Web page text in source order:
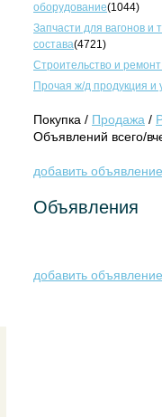
оборудование(1044)
Запчасти для вагонов и
состава(4721)
Строительство и
Прочая ж/д продукция и
Покупка / Продажа /
Объявлений всего/
добавить объявление
Объявления
добавить объявление